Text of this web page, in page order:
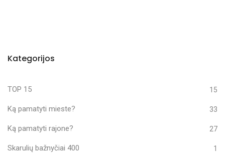
Kategorijos
TOP 15 15
Ką pamatyti mieste? 33
Ką pamatyti rajone? 27
Skarulių bažnyčiai 400 1